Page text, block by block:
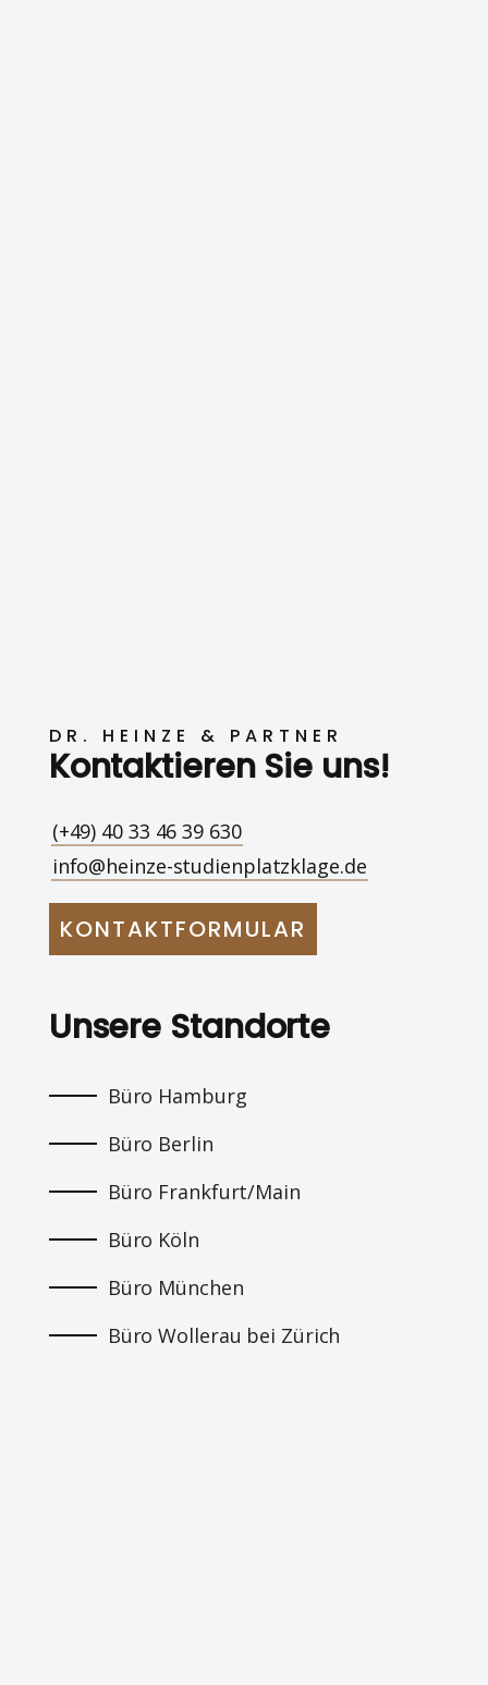
DR. HEINZE & PARTNER
Kontaktieren Sie uns!
(+49) 40 33 46 39 630
info@heinze-studienplatzklage.de
KONTAKTFORMULAR
Unsere Standorte
Büro Hamburg
Büro Berlin
Büro Frankfurt/Main
Büro Köln
Büro München
Büro Wollerau bei Zürich